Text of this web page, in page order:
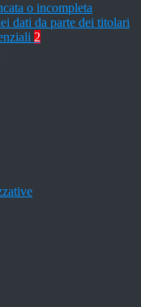
o incompleta
dati da parte dei titolari
2